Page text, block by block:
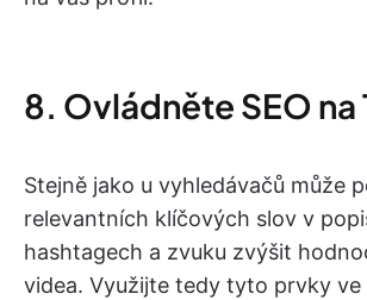
8. Ovládněte SEO na
Stejně jako u vyhledávačů může
relevantních klíčových slov v
hashtagech a zvuku zvýšit
videa. Využijte tedy tyto prvky ve